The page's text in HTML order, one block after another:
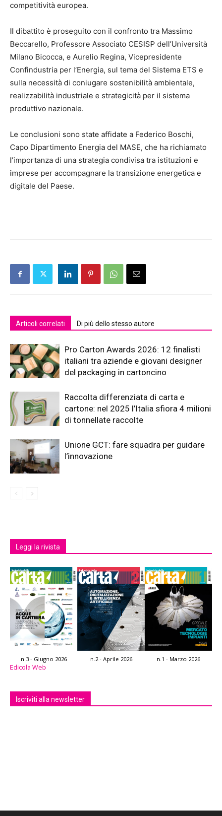
competitività europea.
Il dibattito è proseguito con il confronto tra Massimo
Beccarello, Professore Associato CESISP dell’Università
Milano Bicocca, e Aurelio Regina, Vicepresidente
Confindustria per l’Energia, sul tema del Sistema ETS e
sulla necessità di coniugare sostenibilità ambientale,
realizzabilità industriale e strategicità per il sistema
produttivo nazionale.
Le conclusioni sono state affidate a Federico Boschi,
Capo Dipartimento Energia del MASE, che ha richiamato
l’importanza di una strategia condivisa tra istituzioni e
imprese per accompagnare la transizione energetica e
digitale del Paese.
Articoli correlati Di più dello stesso autore
Pro Carton Awards 2026: 12 finalisti
italiani tra aziende e giovani designer
del packaging in cartoncino
Raccolta differenziata di carta e
cartone: nel 2025 l’Italia sfiora 4 milioni
di tonnellate raccolte
Unione GCT: fare squadra per guidare
l’innovazione
Leggi la rivista
n.3 - Giugno 2026 n.2 - Aprile 2026 n.1 - Marzo 2026
Edicola Web
Iscriviti alla newsletter